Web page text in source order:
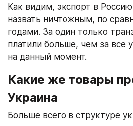
Как видим, экспорт в
назвать ничтожным, по
годами. За один только
платили больше, чем за все
на данный момент.
Какие же товары
Украина
Больше всего в структуре